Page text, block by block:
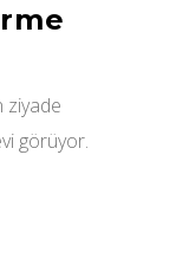
ziyade
görüyor.